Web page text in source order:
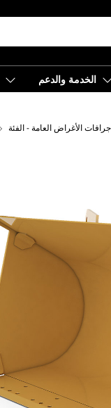
الخدمة والدعم